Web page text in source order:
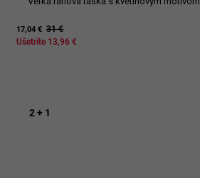
17,04 € 31 €
Ušetríte 13,96 €
2 + 1